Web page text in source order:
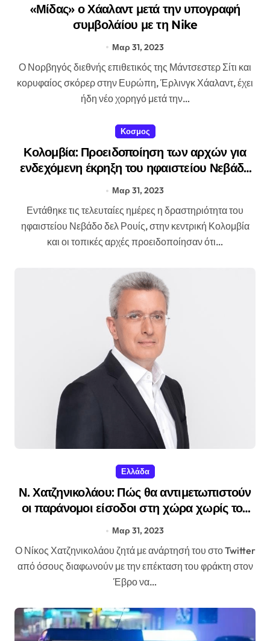
«Μίδας» ο Χάαλαντ μετά την υπογραφή
συμβολάίου με τη Nike
Μαρ 31, 2023
Ο Νορβηγός διεθνής επιθετικός της Μάντσεστερ Σίτι και
κορυφαίος σκόρερ στην Ευρώπη, Έρλινγκ Χάαλαντ, έχει
ήδη νέο χορηγό μετά την…
Κοσμος
Κολομβία: Προειδοποίηση των αρχών για
ενδεχόμενη έκρηξη του ηφαιστείου Νεβάδο
δελ Ρουίς
Μαρ 31, 2023
Εντάθηκε τις τελευταίες ημέρες η δραστηριότητα του
ηφαιστείου Νεβάδο δελ Ρουίς, στην κεντρική Κολομβία
και οι τοπικές αρχές προειδοποίησαν ότι…
Ελλάδα
Ν. Χατζηνικολάου: Πώς θα αντιμετωπιστούν
οι παράνομοι είσοδοι στη χώρα χωρίς τον
φράκτη στον Έβρο;
Μαρ 31, 2023
Ο Νίκος Χατζηνικολάου ζητά με ανάρτησή του στο Twitter
από όσους διαφωνούν με την επέκταση του φράκτη στον
Έβρο να…